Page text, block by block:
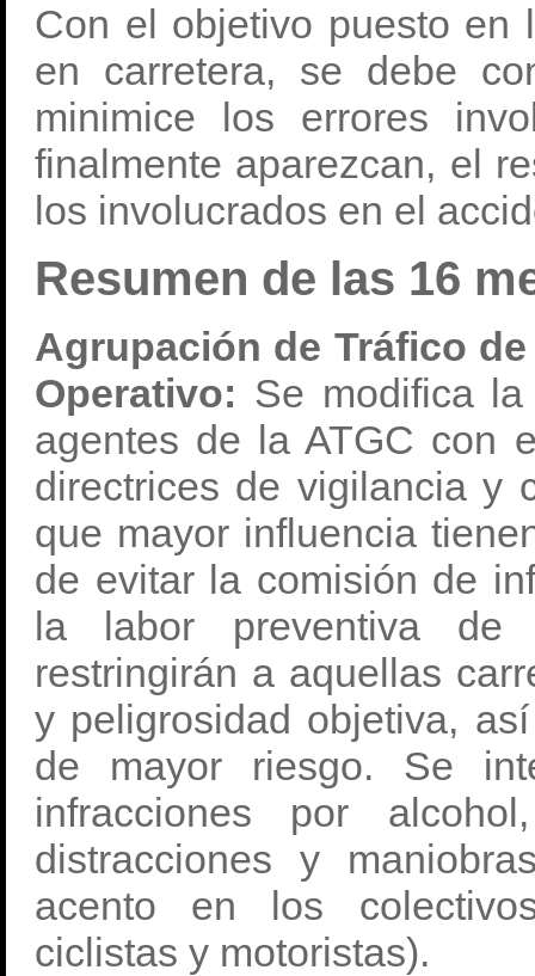
Con el objetivo puesto en
en carretera, se debe
minimice los errores
finalmente aparezcan, el
los involucrados en el
Resumen de las 16
Agrupación de Tráfico
Operativo: Se modifica
agentes de la ATGC con
directrices de vigilancia y
que mayor influencia
de evitar la comisión de
la labor preventiva
restringirán a aquellas
y peligrosidad objetiva,
de mayor riesgo. Se
infracciones por
distracciones y
acento en los
ciclistas y motoristas).